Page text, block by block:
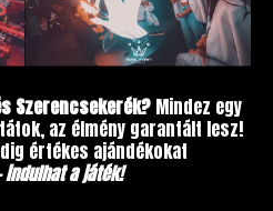
Szerencsekerék? Mindez egy
az élmény garantált lesz!
értékes ajándékokat
indulhat a játék!